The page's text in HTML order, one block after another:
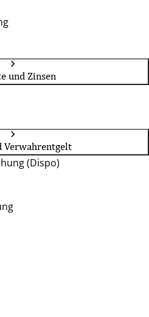
und Zinsen
Verwahrentgelt
(Dispo)